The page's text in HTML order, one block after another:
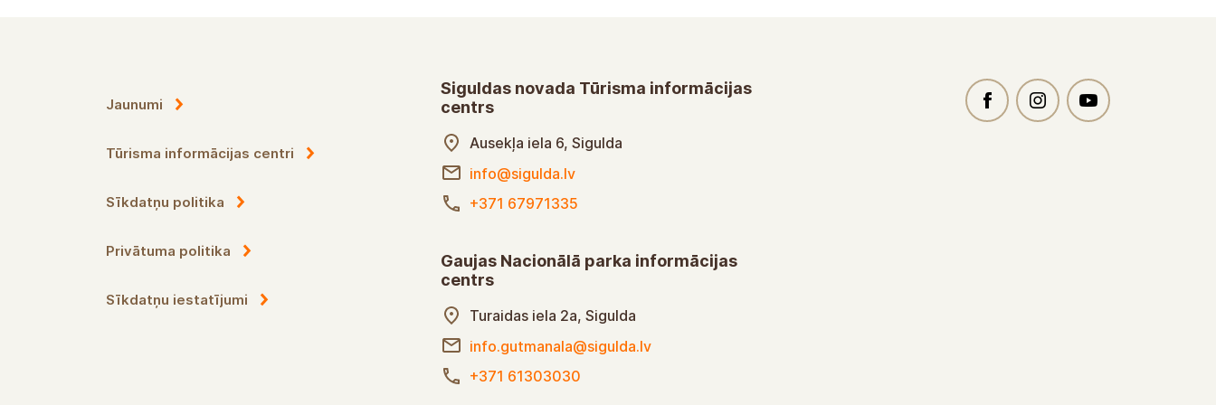
Jaunumi
Tūrisma informācijas centri
Sīkdatņu politika
Privātuma politika
Sīkdatņu iestatījumi
Siguldas novada Tūrisma informācijas
centrs
Ausekļa iela 6, Sigulda
info@sigulda.lv
+371 67971335
Gaujas Nacionālā parka informācijas
centrs
Turaidas iela 2a, Sigulda
info.gutmanala@sigulda.lv
+371 61303030